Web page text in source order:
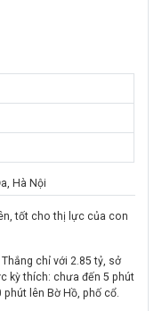
Hà Nội
tốt cho thị lực của con
chỉ với 2.85 tỷ, sở
kỳ thích: chưa đến 5 phút
phút lên Bờ Hồ, phố cổ.